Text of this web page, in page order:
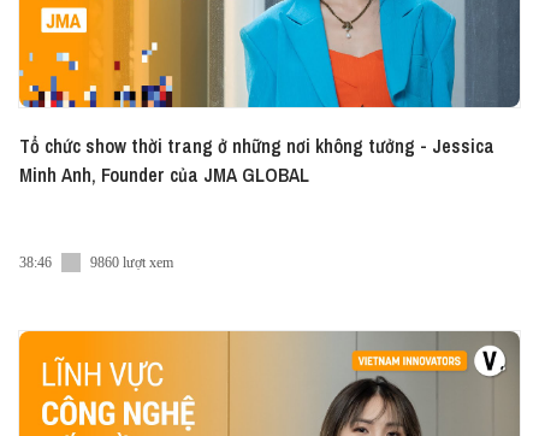
Tổ chức show thời trang ở những nơi không tưởng - Jessica
Minh Anh, Founder của JMA GLOBAL
38:46 9860 lượt xem